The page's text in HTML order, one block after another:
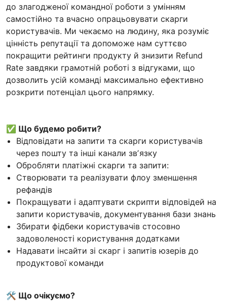
до злагодженої командної роботи з умінням
самостійно та вчасно опрацьовувати скарги
користувачів. Ми чекаємо на людину, яка розуміє
цінність репутації та допоможе нам суттєво
покращити рейтинги продукту й знизити Refund
Rate завдяки грамотній роботі з відгуками, що
дозволить усій команді максимально ефективно
розкрити потенціал цього напрямку.
✅ Що будемо робити?
Відповідати на запити та скарги користувачів
через пошту та інші канали звʼязку
Обробляти платіжні скарги та запити:
Створювати та реалізувати флоу зменшення
рефандів
Покращувати і адаптувати скрипти відповідей на
запити користувачів, документування бази знань
Збирати фідбеки користувачів стосовно
задоволеності користування додатками
Надавати інсайти зі скарг і запитів юзерів до
продуктової команди
🛠️ Що очікуємо?